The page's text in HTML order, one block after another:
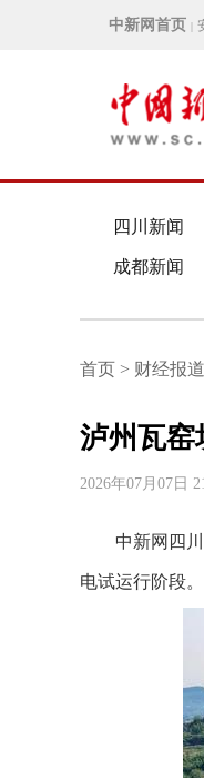
中新网首页 |
四川新闻
成都新闻
首页 > 财经报
泸州瓦窑
2026年07月07日
中新网四川新
电试运行阶段